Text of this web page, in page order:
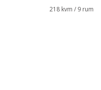
218 kvm / 9 rum